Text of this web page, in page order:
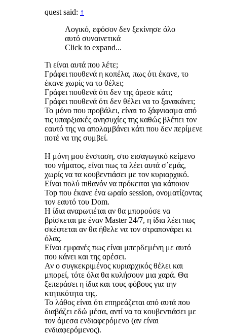
quest said: ↑
Λογικό, εφόσον δεν ξεκίνησε όλο
αυτό συναινετικά
Click to expand...
Τι είναι αυτά που λέτε;
Γράφει πουθενά η κοπέλα, πως ότι έκανε, το
έκανε χωρίς να το θέλει;
Γράφει πουθενά ότι δεν της άρεσε κάτι;
Γράφει πουθενά ότι δεν θέλει να το ξανακάνει;
Το μόνο που προβάλει, είναι το ξάφνιασμα από
τις υπαρξιακές ανησυχίες της καθώς βλέπει τον
εαυτό της να απολαμβάνει κάτι που δεν περίμενε
ποτέ να της συμβεί.
Η μόνη μου ένσταση, στο εισαγωγικό κείμενο
του νήματος, είναι πως τα λέει αυτά σ΄εμάς,
χωρίς να τα κουβεντιάσει με τον κυριαρχικό.
Είναι πολύ πιθανόν να πρόκειται για κάποιον
Top που έκανε ένα ωραίο session, ονοματίζοντας
τον εαυτό του Dom.
Η ίδια αναρωτιέται αν θα μπορούσε να
βρίσκεται με έναν Master 24/7, η ίδια λέει πως
σκέφτεται αν θα ήθελε να τον στραπονάρει κι
όλας.
Είναι εμφανές πως είναι μπερδεμένη με αυτό
που κάνει και της αρέσει.
Αν ο συγκεκριμένος κυριαρχικός θέλει και
μπορεί, τότε όλα θα κυλήσουν μια χαρά. Θα
ξεπεράσει η ίδια και τους φόβους για την
κτητικότητα της.
Το λάθος είναι ότι επηρεάζεται από αυτά που
διαβάζει εδώ μέσα, αντί να τα κουβεντιάσει με
τον άμεσα ενδιαφερόμενο (αν είναι
ενδιαφερόμενος).